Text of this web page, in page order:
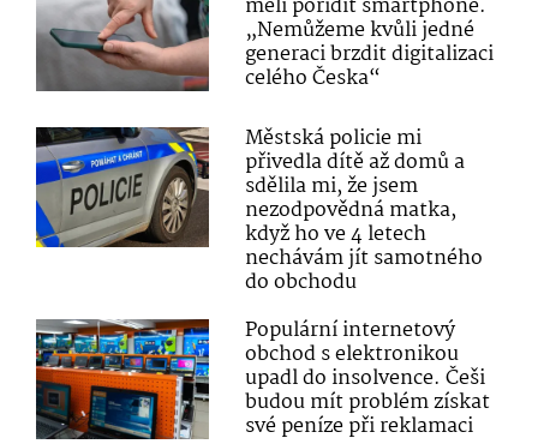
„Nemůžeme kvůli jedné
generaci brzdit digitalizaci
celého Česka“
Městská policie mi
přivedla dítě až domů a
sdělila mi, že jsem
nezodpovědná matka,
když ho ve 4 letech
nechávám jít samotného
do obchodu
Populární internetový
obchod s elektronikou
upadl do insolvence. Češi
budou mít problém získat
své peníze při reklamaci